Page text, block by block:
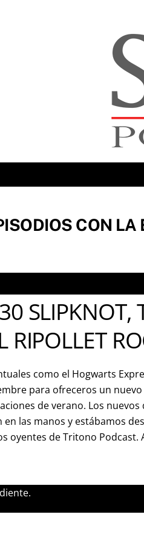
CON LA
SLIPKNOT,
RIPOLLET
como el Hogwarts
para ofreceros un
de verano. Los nuevos
en las manos y estábamos
oyentes de Tritono Podcast.